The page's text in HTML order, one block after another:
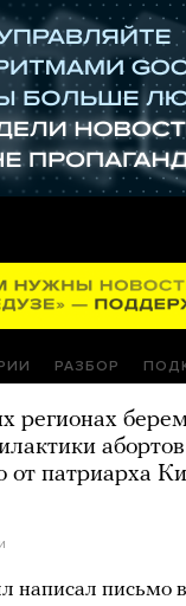
РАЗБОР
регионах
от патриарха
написал письмо